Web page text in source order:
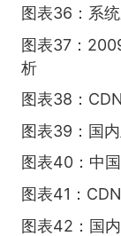
图表36：系
图表37：
析
图表38：
图表39：国
图表40：中
图表41：
图表42：国